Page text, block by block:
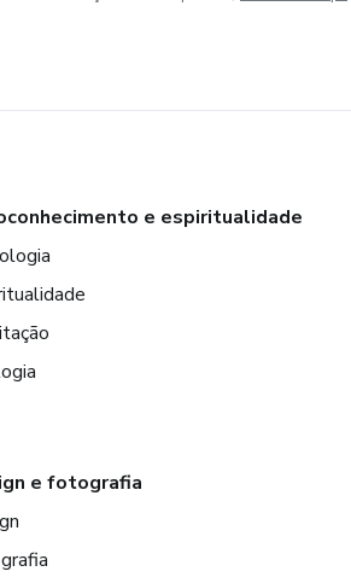
e espiritualidade
e fotografia